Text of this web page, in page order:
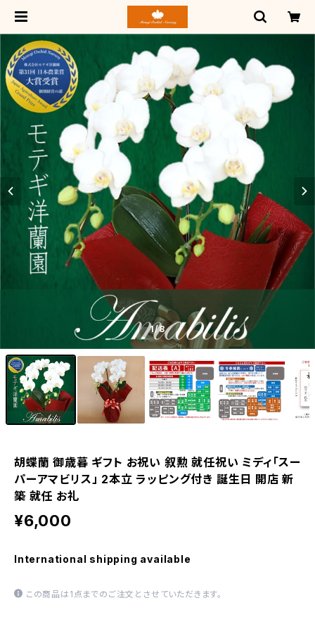
1/8
胡蝶蘭 御歳暮 ギフト お祝い 叙勲 就任祝い ミディ「スー
パーアマビリス」 2本立 ラッピング付き 誕生日 開店 新
築 就任 お礼
¥6,000
International shipping available
この商品は1点までのご注文とさせていただきます。